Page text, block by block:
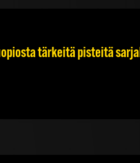
tärkeitä pisteitä